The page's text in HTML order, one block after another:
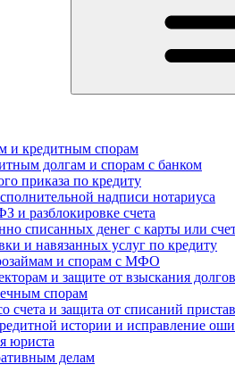
и кредитным спорам
долгам и спорам с банком
приказа по кредиту
надписи нотариуса
и разблокировке счета
списанных денег с карты или
и навязанных услуг по кредиту
и спорам с МФО
и защите от взыскания долгов
спорам
счета и защита от списаний
истории и исправление
юриста
делам